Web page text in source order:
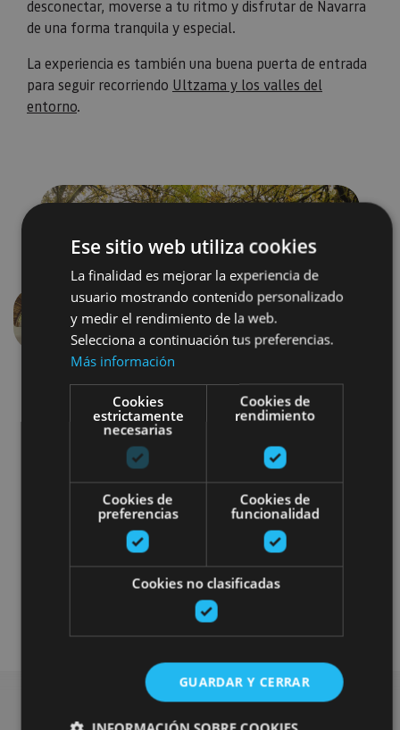
desconectar, moverse a tu ritmo y disfrutar de Navarra
de una forma tranquila y especial.
La experiencia es también una buena puerta de entrada
para seguir recorriendo Ultzama y los valles del
entorno.
Anterior
Gastronomía Balneario
Experiencias con alojamiento
Turismo activo selecto
Alojamientos singulares premium
Ese sitio web utiliza cookies
La finalidad es mejorar la experiencia de
usuario mostrando contenido personalizado
y medir el rendimiento de la web.
Selecciona a continuación tus preferencias.
Más información
Cookies
estrictamente
necesarias
Cookies de
rendimiento
Cookies de
preferencias
Cookies de
funcionalidad
Cookies no clasificadas
GUARDAR Y CERRAR